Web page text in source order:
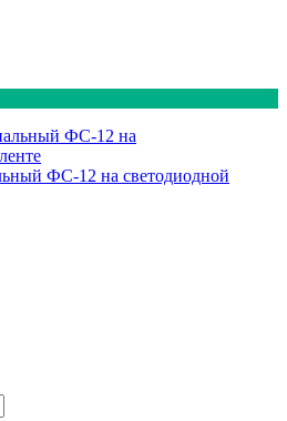
ФС-12 на светодиодной